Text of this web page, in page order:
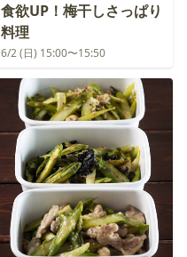
食欲UP！梅干しさっぱり
料理
6/2 (日) 15:00〜15:50